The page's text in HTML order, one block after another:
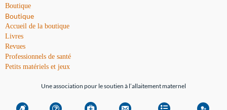
Boutique
Boutique
Accueil de la boutique
Livres
Revues
Professionnels de santé
Petits matériels et jeux
Une association pour le soutien à l’allaitement maternel